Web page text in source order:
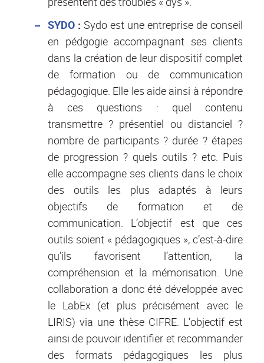
SYDO :Sydo est une entreprise de conseil
en pédgogie accompagnant ses clients
dans la création de leur dispositif complet
de formation ou de communication
pédagogique. Elle les aide ainsi à répondre
à ces questions : quel contenu
transmettre ? présentiel ou distanciel ?
nombre de participants ? durée ? étapes
de progression ? quels outils ? etc. Puis
elle accompagne ses clients dans le choix
des outils les plus adaptés à leurs
objectifs de formation et de
communication. L’objectif est que ces
outils soient « pédagogiques », c’est-à-dire
qu’ils favorisent l’attention, la
compréhension et la mémorisation. Une
collaboration a donc été développée avec
le LabEx (et plus précisément avec le
LIRIS) via une thèse CIFRE. L'objectif est
ainsi de pouvoir identifier et recommander
des formats pédagogiques les plus